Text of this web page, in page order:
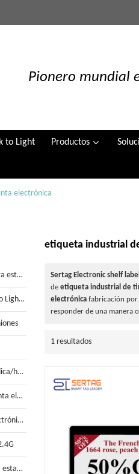
Pionero mundial
to Light Productos
electrónica
etiqueta industrial
Sertag Electronic shelf
de etiqueta industrial de
electrónica fabricación por
responder de una manera
1 resultados